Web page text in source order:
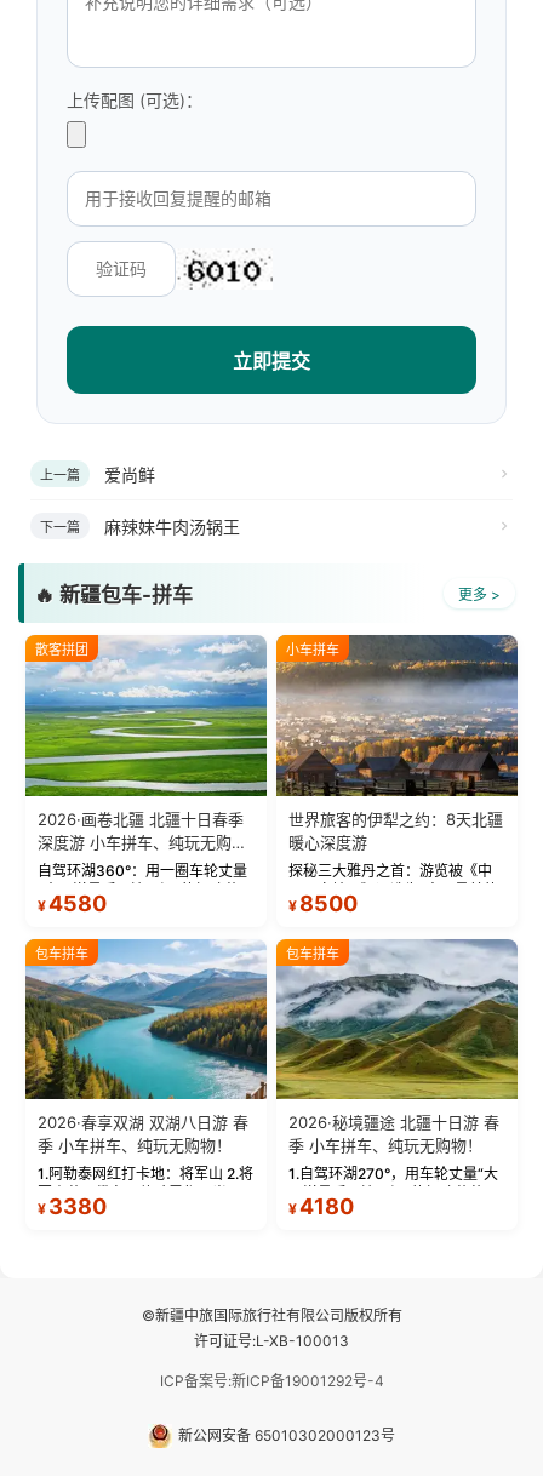
上传配图 (可选)：
立即提交
上一篇 爱尚鲜
下一篇 麻辣妹牛肉汤锅王
🔥 新疆包车-拼车 更多 >
散客拼团
2026·画卷北疆 北疆十日春季
深度游 小车拼车、纯玩无购
物！
自驾环湖360°：用一圈车轮丈量
蓝。 赛湖旅拍：甄选多款风格服
绝美瞬间。 赛湖坦克300跟车视
频：专业摄影师...
¥4580
小车拼车
世界旅客的伊犁之约：8天北疆
暖心深度游
探秘三大雅丹之首：游览被《中
三大雅丹”第一名的克拉玛依魔鬼
瓦人最大村落——禾木村，欣赏
晨雾与小木...
¥ 8500
包车拼车
2026·春享双湖 双湖八日游 春
季 小车拼车、纯玩无购物！
1.阿勒泰网红打卡地：将军山 2.将
军山落日缆车，体验雪都风光 3.
将军山，夕阳派对，蹦迪party 4.
¥ 3380
包车拼车
2026·秘境疆途 北疆十日游 春
季 小车拼车、纯玩无购物！
1.自驾环湖270°，用车轮丈量“大
西洋最后一滴眼泪”的极致蔚蓝，
让雪山、花海与深邃湖水在转弯
¥4180
©新疆中旅国际旅行社有限公司版权所有
许可证号:L-XB-100013
ICP备案号:新ICP备19001292号-4
新公网安备 65010302000123号